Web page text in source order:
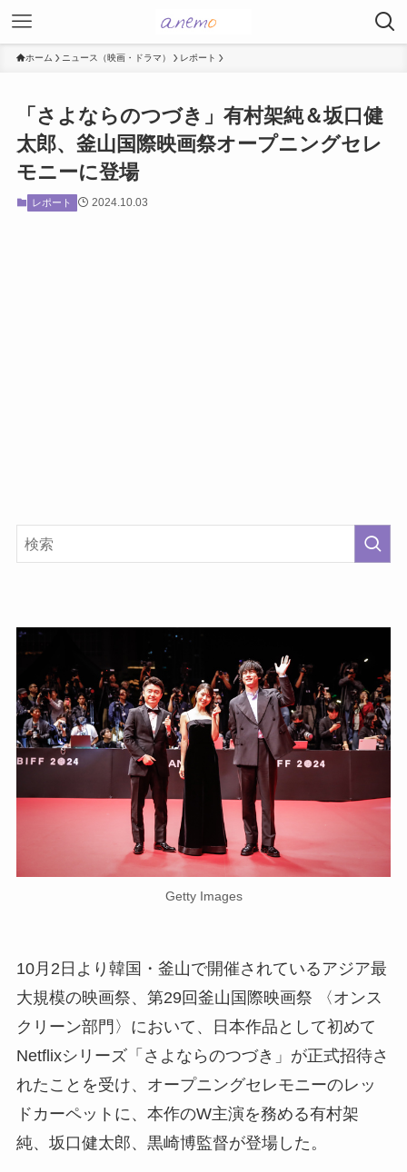
ホーム ニュース（映画・ドラマ） レポート
「さよならのつづき」有村架純＆坂口健
太郎、釜山国際映画祭オープニングセレ
モニーに登場
レポート 2024.10.03
Getty Images
10月2日より韓国・釜山で開催されているアジア最
大規模の映画祭、第29回釜山国際映画祭 〈オンス
クリーン部門〉において、日本作品として初めて
Netflixシリーズ「さよならのつづき」が正式招待さ
れたことを受け、オープニングセレモニーのレッ
ドカーペットに、本作のW主演を務める有村架
純、坂口健太郎、黒崎博監督が登場した。